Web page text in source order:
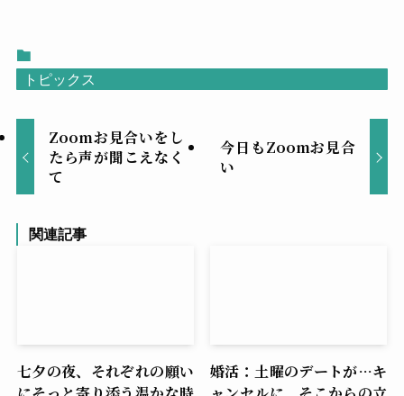
トピックス
Zoomお見合いをし
たら声が聞こえなく
て
今日もZoomお見合
い
関連記事
七夕の夜、それぞれの願い
婚活：土曜のデートが…キ